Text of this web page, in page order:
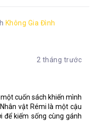
Không Gia Đình
2 tháng trước
cuốn sách khiến mình
vật Rémi là một cậu
để kiếm sống cùng gánh